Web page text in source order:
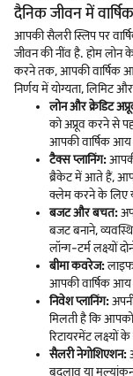
दैनिक जीवन में
आपकी सैलरी स्लिप पर
जीवन की नींव है. होम
करने तक, आपकी वार्षिक
निर्णय में योग्यता, लिमिट
लोन और क्रेडिट
को अप्रूव करने से
आपकी वार्षिक
टैक्स प्लानिंग:
ब्रैकेट में आते हैं,
क्लेम करने के लिए
बजट और बचत:
बजट बनाने,
लॉन्ग-टर्म लक्ष्यों
बीमा कवरेज:लाइफ
आपकी वार्षिक आय
निवेश प्लानिंग:
मिलती है कि
रिटायरमेंट
सैलरी नेगोशिएशन:
बदलाव या